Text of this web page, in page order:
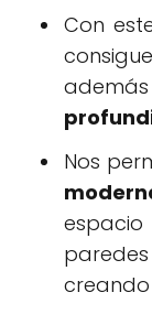
Con
Nos
creando